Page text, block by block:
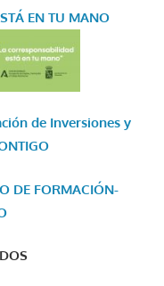
EN TU MANO
de Inversiones y
DE FORMACIÓN-